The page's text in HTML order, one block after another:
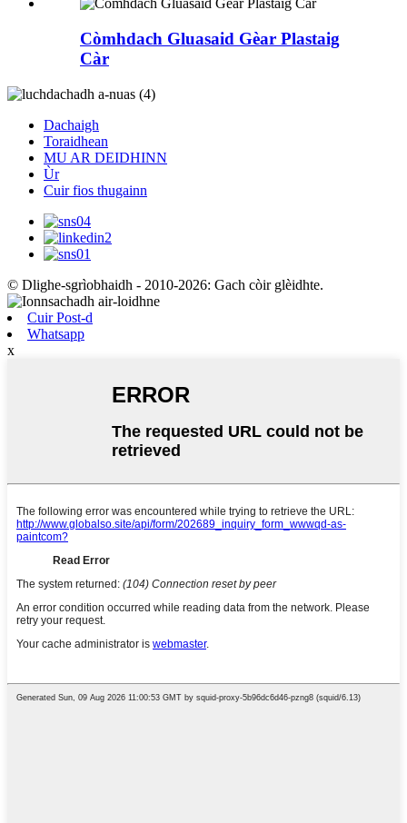
Còmhdach Gluasaid Gèar Plastaig
Càr
Dachaigh
Toraidhean
MU AR DEIDHINN
Ùr
Cuir fios thugainn
© Dlighe-sgrìobhaidh - 2010-2026: Gach còir glèidhte.
Cuir Post-d
Whatsapp
x